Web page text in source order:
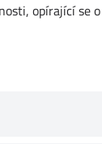
opírající se